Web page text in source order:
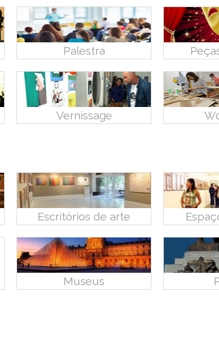
Palestra
Vernissage
Escritórios de arte
Museus